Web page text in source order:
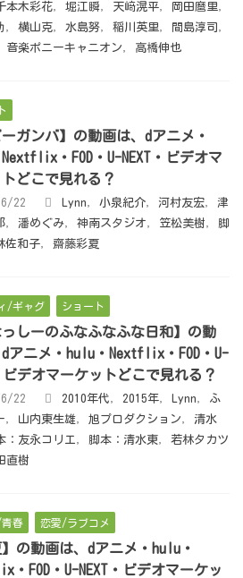
本木彩花, 堀江瞬, 天﨑滉平, 岡田麿里,
, 横山克, 水島努, 稲川英里, 間島淳司,
音楽ポニーキャニオン, 高橋伸也
ーガンバ】の動画は、dアニメ・
・FOD・U-NEXT・ビデオマ
どこで見れる？
6/22 Lynn, 小泉紀介, 河村友宏, 津
, 潘めぐみ, 神南スタジオ, 笠松美樹, 脚
佐和子, 齋藤彩夏
/ギャグ ショート
っしーのふなふなふな日和】の動
アニメ・hulu・Nextflix・FOD・U-
ビデオマーケットどこで見れる？
6/22 2010年代, 2015年, Lynn, ふ
, 山内東生雄, 旭プロダクション, 清水
：友永コリエ , 脚本：清水東, 若林タカツ
直樹
青春 恋愛/ラブコメ
】の動画は、dアニメ・hulu・
・FOD・U-NEXT・ビデオマーケッ